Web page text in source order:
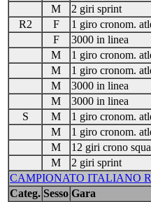
M
2 giri sprint
R2
F 1 giro cronom.
F
3000 in linea
M
1 giro cronom.
M
1 giro cronom.
M
3000 in linea
M
3000 in linea
S
M 1 giro cronom.
M
1 giro cronom.
M
12 giri crono
M
2 giri sprint
CAMPIONATO ITALIANO
Categ. Sesso Gara